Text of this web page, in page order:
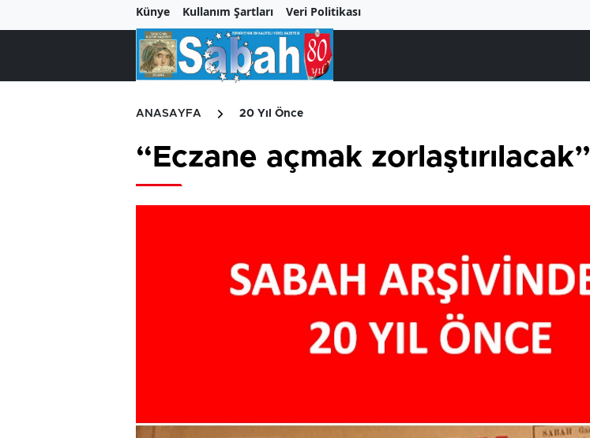
Künye Kullanım Şartları Veri Politikası
ANASAYFA 20 Yıl Önce
“Eczane açmak zorlaştırılacak”